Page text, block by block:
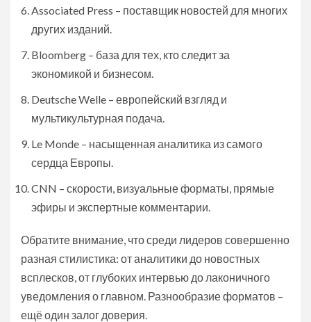
Associated Press – поставщик новостей для многих
других изданий.
Bloomberg – база для тех, кто следит за
экономикой и бизнесом.
Deutsche Welle – европейский взгляд и
мультикультурная подача.
Le Monde – насыщенная аналитика из самого
сердца Европы.
CNN – скорости, визуальные форматы, прямые
эфиры и экспертные комментарии.
Обратите внимание, что среди лидеров совершенно
разная стилистика: от аналитики до новостных
всплесков, от глубоких интервью до лаконичного
уведомления о главном. Разнообразие форматов –
ещё один залог доверия.